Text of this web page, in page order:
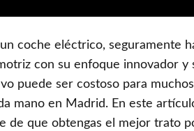
coche eléctrico, seguramente
con su enfoque innovador y
puede ser costoso para
mano en Madrid. En este
de que obtengas el mejor trato